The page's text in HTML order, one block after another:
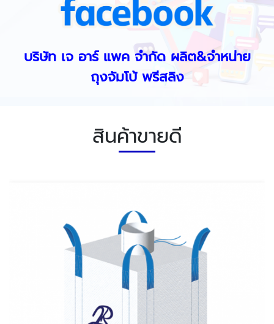
บริษัท เจ อาร์ แพค จำกัด ผลิต&จำหน่าย
ถุงจัมโบ้ พรีสลิง
สินค้าขายดี